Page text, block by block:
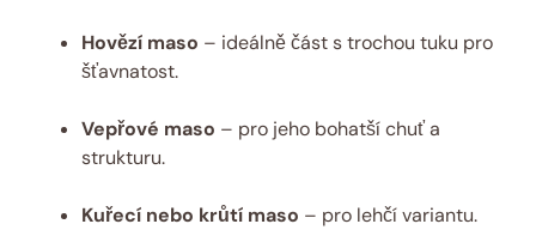
Hovězí maso – ideálně část s trochou tuku pro
šťavnatost.
Vepřové maso – pro jeho bohatší chuť a
strukturu.
Kuřecí nebo krůtí maso – pro lehčí variantu.